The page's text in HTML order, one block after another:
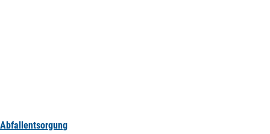
Abfallentsorgung